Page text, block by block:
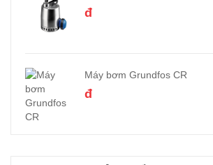
đ
Máy bơm Grundfos CR
đ